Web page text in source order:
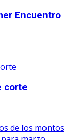
Encuentro
corte